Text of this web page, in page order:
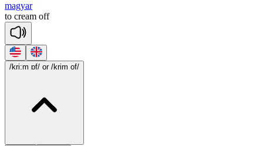
magyar
to cream off
/kri:m ɒf/ or /krim of/